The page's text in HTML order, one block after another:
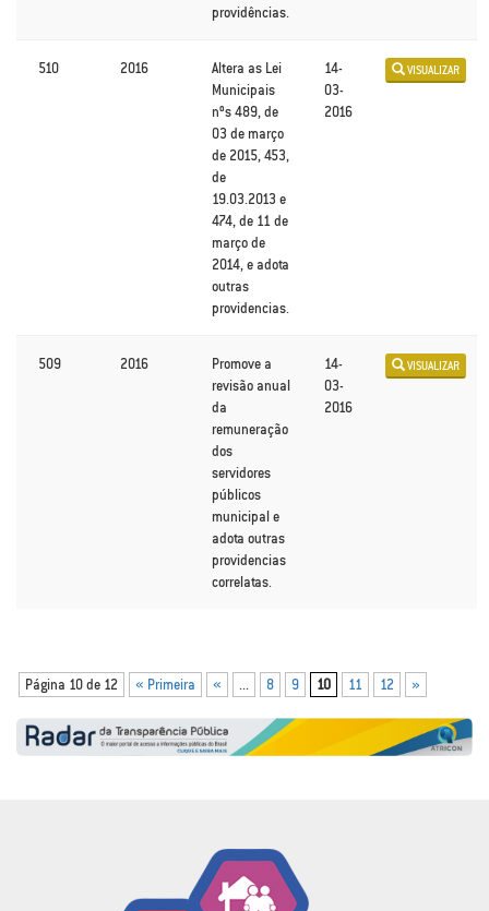
providências.
510 2016
Altera as Lei
Municipais
nºs 489, de
03 de março
de 2015, 453,
de
19.03.2013 e
474, de 11 de
março de
2014, e adota
outras
providencias.
14-
03-
2016
VISUALIZAR
509 2016
Promove a
revisão anual
da
remuneração
dos
servidores
públicos
municipal e
adota outras
providencias
correlatas.
14-
03-
2016
VISUALIZAR
Página 10 de 12 « Primeira « ... 8 9 10 11 12 »